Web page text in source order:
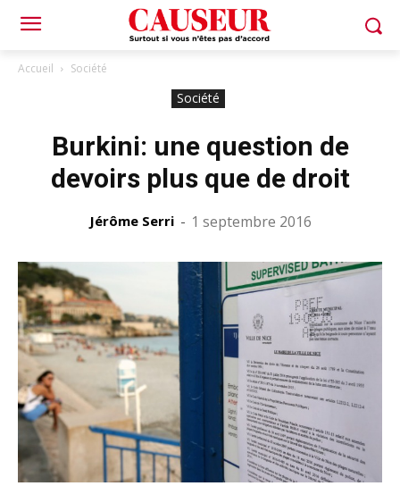
Accueil Société
Société
Burkini: une question de
devoirs plus que de droit
Jérôme Serri - 1 septembre 2016